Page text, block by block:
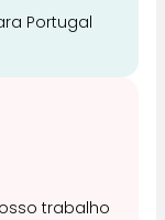
Portugal
trabalho